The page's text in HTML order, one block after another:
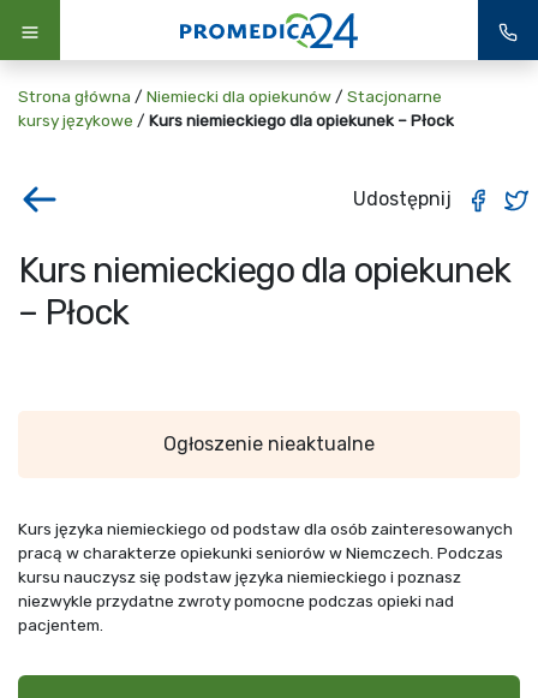
Strona główna / Niemiecki dla opiekunów / Stacjonarne
kursy językowe / Kurs niemieckiego dla opiekunek – Płock
Udostępnij
Kurs niemieckiego dla opiekunek
– Płock
Ogłoszenie nieaktualne
Kurs języka niemieckiego od podstaw dla osób zainteresowanych
pracą w charakterze opiekunki seniorów w Niemczech. Podczas
kursu nauczysz się podstaw języka niemieckiego i poznasz
niezwykle przydatne zwroty pomocne podczas opieki nad
pacjentem.